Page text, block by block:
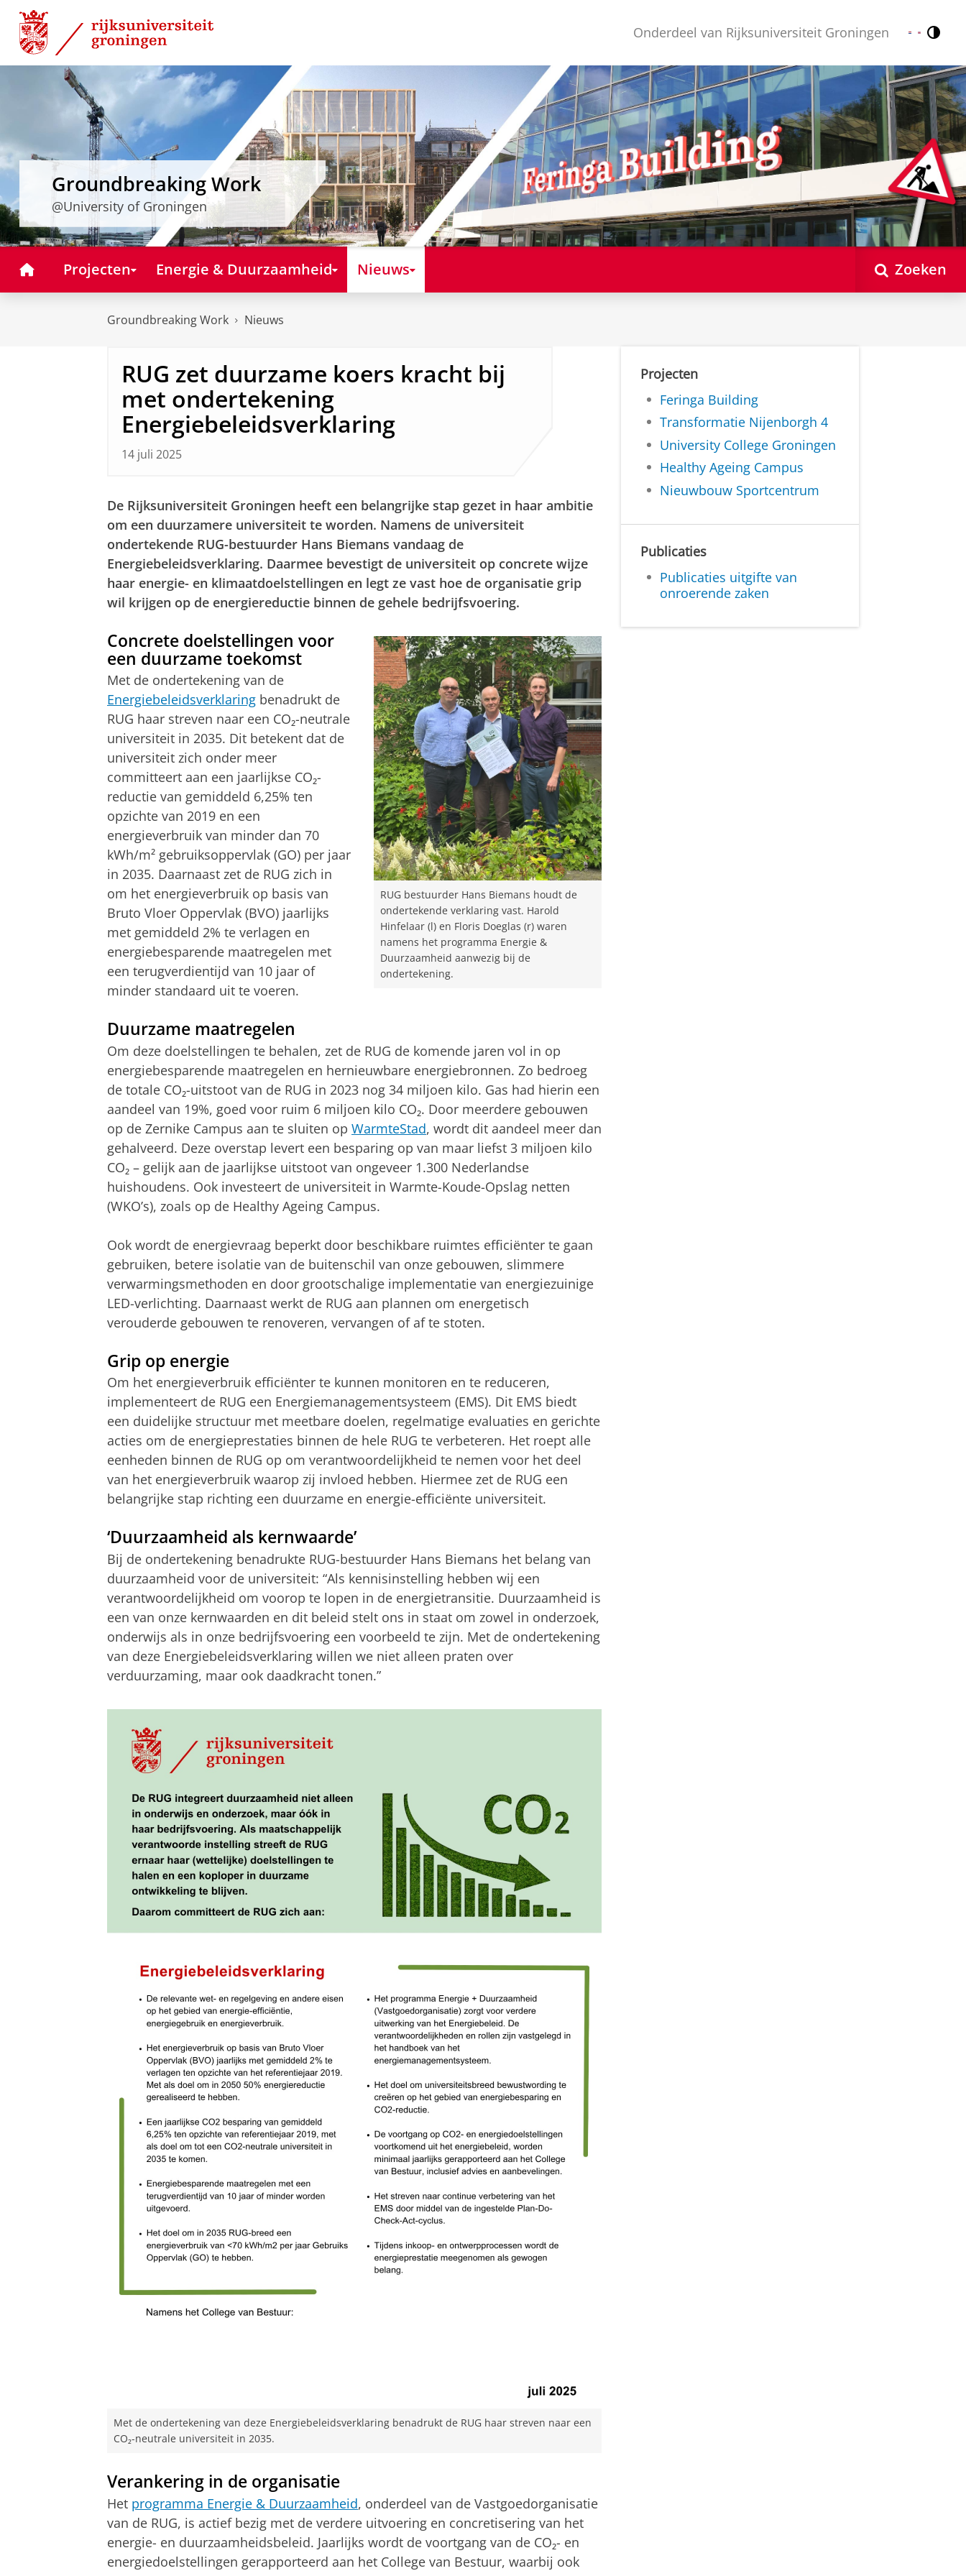
Skip
Content
Skip
Navigation
Onderdeel van Rijksuniversiteit Groningen Nederlands
English
Groundbreaking Work
@University of Groningen
HomeProjecten Energie & Duurzaamheid Nieuws Zoeken
Groundbreaking Work Nieuws
RUG zet duurzame koers kracht bij
met ondertekening
Energiebeleidsverklaring
14 juli 2025
De Rijksuniversiteit Groningen heeft een belangrijke stap gezet in haar ambitie
om een duurzamere universiteit te worden. Namens de universiteit
ondertekende RUG-bestuurder Hans Biemans vandaag de
Energiebeleidsverklaring. Daarmee bevestigt de universiteit op concrete wijze
haar energie- en klimaatdoelstellingen en legt ze vast hoe de organisatie grip
wil krijgen op de energiereductie binnen de gehele bedrijfsvoering.
RUG bestuurder Hans Biemans houdt de
ondertekende verklaring vast. Harold
Hinfelaar (l) en Floris Doeglas (r) waren
namens het programma Energie &
Duurzaamheid aanwezig bij de
ondertekening.
Concrete doelstellingen voor
een duurzame toekomst
Met de ondertekening van de
Energiebeleidsverklaring benadrukt de
RUG haar streven naar een CO₂-neutrale
universiteit in 2035. Dit betekent dat de
universiteit zich onder meer
committeert aan een jaarlijkse CO₂-
reductie van gemiddeld 6,25% ten
opzichte van 2019 en een
energieverbruik van minder dan 70
kWh/m² gebruiksoppervlak (GO) per jaar
in 2035. Daarnaast zet de RUG zich in
om het energieverbruik op basis van
Bruto Vloer Oppervlak (BVO) jaarlijks
met gemiddeld 2% te verlagen en
energiebesparende maatregelen met
een terugverdientijd van 10 jaar of
minder standaard uit te voeren.
Duurzame maatregelen
Om deze doelstellingen te behalen, zet de RUG de komende jaren vol in op
energiebesparende maatregelen en hernieuwbare energiebronnen. Zo bedroeg
de totale CO₂-uitstoot van de RUG in 2023 nog 34 miljoen kilo. Gas had hierin een
aandeel van 19%, goed voor ruim 6 miljoen kilo CO₂. Door meerdere gebouwen
op de Zernike Campus aan te sluiten op WarmteStad, wordt dit aandeel meer dan
gehalveerd. Deze overstap levert een besparing op van maar liefst 3 miljoen kilo
CO₂ – gelijk aan de jaarlijkse uitstoot van ongeveer 1.300 Nederlandse
huishoudens. Ook investeert de universiteit in Warmte-Koude-Opslag netten
(WKO’s), zoals op de Healthy Ageing Campus.
Ook wordt de energievraag beperkt door beschikbare ruimtes efficiënter te gaan
gebruiken, betere isolatie van de buitenschil van onze gebouwen, slimmere
verwarmingsmethoden en door grootschalige implementatie van energiezuinige
LED-verlichting. Daarnaast werkt de RUG aan plannen om energetisch
verouderde gebouwen te renoveren, vervangen of af te stoten.
Grip op energie
Om het energieverbruik efficiënter te kunnen monitoren en te reduceren,
implementeert de RUG een Energiemanagementsysteem (EMS). Dit EMS biedt
een duidelijke structuur met meetbare doelen, regelmatige evaluaties en gerichte
acties om de energieprestaties binnen de hele RUG te verbeteren. Het roept alle
eenheden binnen de RUG op om verantwoordelijkheid te nemen voor het deel
van het energieverbruik waarop zij invloed hebben. Hiermee zet de RUG een
belangrijke stap richting een duurzame en energie-efficiënte universiteit.
‘Duurzaamheid als kernwaarde’
Bij de ondertekening benadrukte RUG-bestuurder Hans Biemans het belang van
duurzaamheid voor de universiteit: “Als kennisinstelling hebben wij een
verantwoordelijkheid om voorop te lopen in de energietransitie. Duurzaamheid is
een van onze kernwaarden en dit beleid stelt ons in staat om zowel in onderzoek,
onderwijs als in onze bedrijfsvoering een voorbeeld te zijn. Met de ondertekening
van deze Energiebeleidsverklaring willen we niet alleen praten over
verduurzaming, maar ook daadkracht tonen.”
Met de ondertekening van deze Energiebeleidsverklaring benadrukt de RUG haar streven naar een
CO₂-neutrale universiteit in 2035.
Verankering in de organisatie
Het programma Energie & Duurzaamheid, onderdeel van de Vastgoedorganisatie
van de RUG, is actief bezig met de verdere uitvoering en concretisering van het
energie- en duurzaamheidsbeleid. Jaarlijks wordt de voortgang van de CO₂- en
energiedoelstellingen gerapporteerd aan het College van Bestuur, waarbij ook
Projecten
Feringa Building
Transformatie Nijenborgh 4
University College Groningen
Healthy Ageing Campus
Nieuwbouw Sportcentrum
Publicaties
Publicaties uitgifte van
onroerende zaken